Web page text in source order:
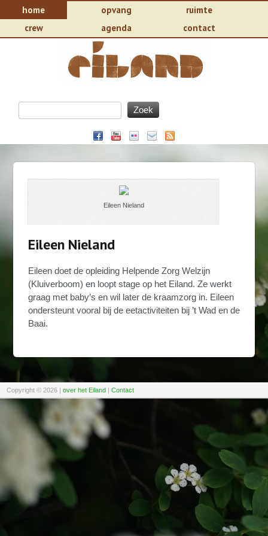
home opvang
ruimte
crew
agenda contact
Eileen Nieland
Eileen Nieland
Eileen doet de opleiding Helpende Zorg Welzijn
(Kluiverboom) en loopt stage op het Eiland. Ze werkt
graag met baby’s en wil later de kraamzorg in. Eileen
ondersteunt vooral bij de eetactiviteiten bij ’t Wad en de
Baai.
Copyright © 2026 |over het Eiland |Contact